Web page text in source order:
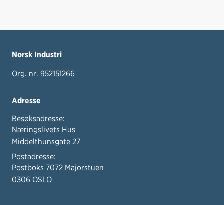
Norsk Industri
Org. nr. 952151266
Adresse
Besøksadresse:
Næringslivets Hus
Middelthunsgate 27
Postadresse:
Postboks 7072 Majorstuen
0306 OSLO